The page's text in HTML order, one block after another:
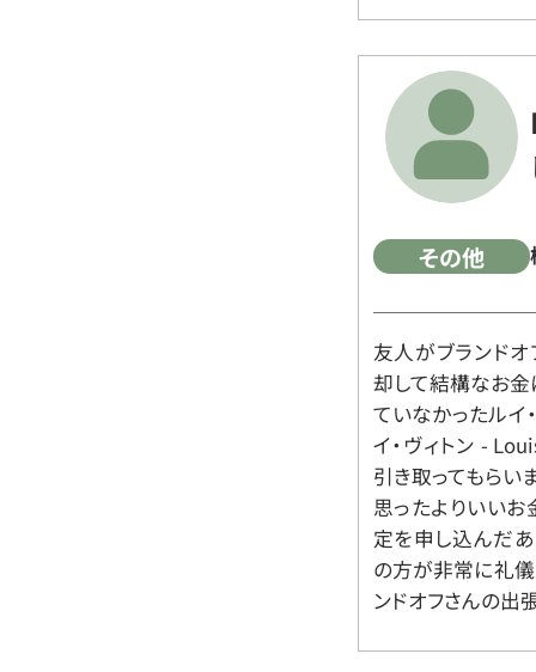
その他
友人がブランド
却して結構なお金
ていなかったルイ
イ・ヴィトン -
引き取ってもらい
思ったよりいいお
定を申し込んだ
の方が非常に礼儀
ンドオフさんの出